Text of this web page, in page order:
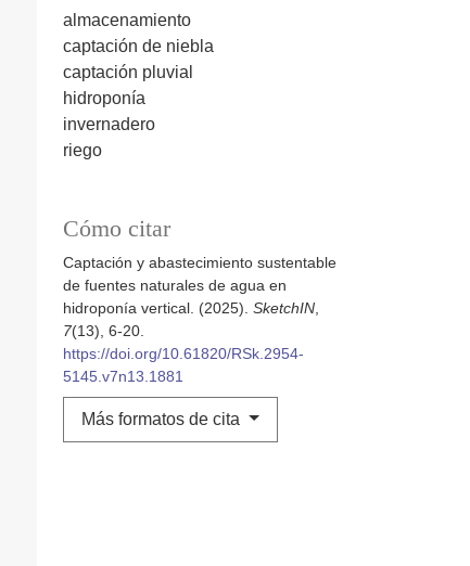
almacenamiento
captación de niebla
captación pluvial
hidroponía
invernadero
riego
Cómo citar
Captación y abastecimiento sustentable
de fuentes naturales de agua en
hidroponía vertical. (2025). SketchIN
7(13), 6-20.
https://doi.org/10.61820/RSk.2954-
5145.v7n13.1881
Más formatos de cita